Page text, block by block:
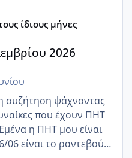
ίδιους μήνες
2026
συζήτηση ψάχνοντας
που έχουν ΠΗΤ
η ΠΗΤ μου είναι
06 είναι το ραντεβού